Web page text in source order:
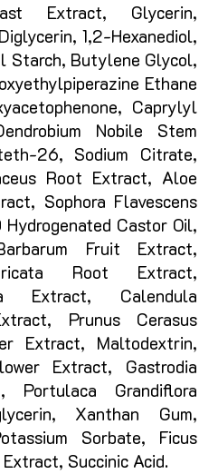
Extract, Glycerin,
1,2-Hexanediol,
Starch, Butylene Glycol,
Ethane
Caprylyl
Nobile Stem
26, Sodium Citrate,
Root Extract, Aloe
Sophora Flavescens
Castor Oil,
Fruit Extract,
Root Extract,
Extract, Calendula
Prunus Cerasus
Extract, Maltodextrin,
Extract, Gastrodia
Grandiflora
Xanthan Gum,
Sorbate, Ficus
Succinic Acid.